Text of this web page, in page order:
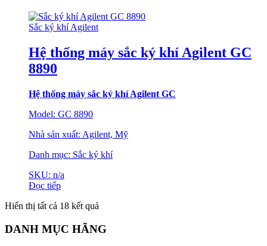
Sắc ký khí Agilent
Hệ thống máy sắc ký khí Agilent GC
8890
Hệ thống máy sắc ký khí Agilent GC
Model: GC 8890
Nhà sản xuất: Agilent, Mỹ
Danh mục: Sắc ký khí
SKU: n/a
Đọc tiếp
Hiển thị tất cả 18 kết quả
xếp
DANH MỤC HÃNG